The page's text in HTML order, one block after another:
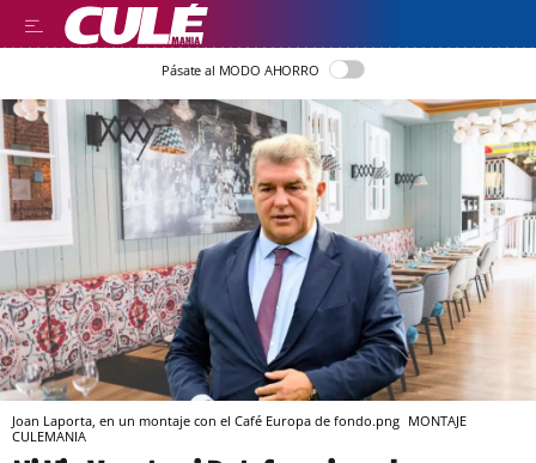
Pásate al MODO AHORRO
Joan Laporta, en un montaje con el Café Europa de fondo.png MONTAJE
CULEMANIA